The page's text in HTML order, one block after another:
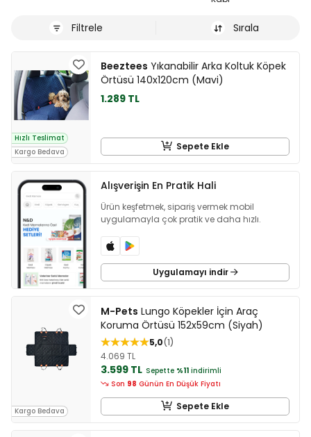
Filtrele Sırala
Hızlı Teslimat
Kargo Bedava
Beeztees Yıkanabilir Arka Koltuk Köpek
Örtüsü 140x120cm (Mavi)
1.289 TL
Sepete Ekle
Alışverişin En Pratik Hali
Ürün keşfetmek, sipariş vermek mobil
uygulamayla çok pratik ve daha hızlı.
Uygulamayı indir
Kargo Bedava
M-Pets Lungo Köpekler İçin Araç
Koruma Örtüsü 152x59cm (Siyah)
5,0 1
4.069 TL
3.599 TL Sepette %11 indirimli
Son 98 Günün En Düşük Fiyatı
Sepete Ekle